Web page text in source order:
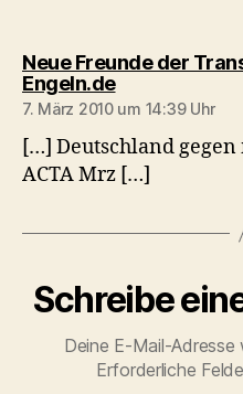
Neue Freunde der
Engeln.desagt:
7. März 2010 um 14:39 Uhr
[…] Deutschland
ACTA Mrz […]
Schreibe
Deine E-Mail-
Erforderliche